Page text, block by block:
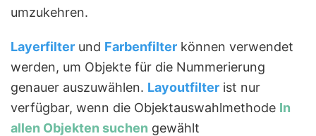
umzukehren.
Layerfilter und Farbenfilter können verwendet
werden, um Objekte für die Nummerierung
genauer auszuwählen. Layoutfilter ist nur
verfügbar, wenn die Objektauswahlmethode In
allen Objekten suchen gewählt